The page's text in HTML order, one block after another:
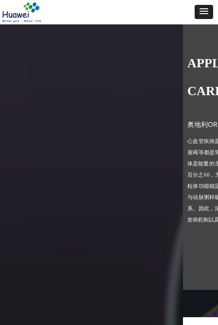
奥地利
心血管疾病
衰竭等都是
体是能量的
百分之60
粒体功能稳
与动脉粥样
系。因此，
发病机制以